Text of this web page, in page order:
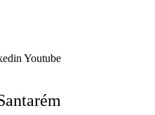
Youtube